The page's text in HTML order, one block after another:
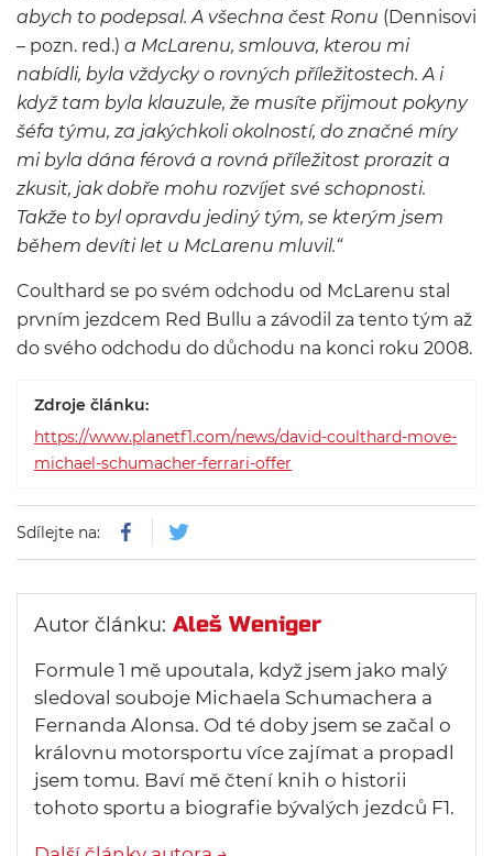
abych to podepsal. A všechna čest Ronu (Dennisovi
– pozn. red.) a McLarenu, smlouva, kterou mi
nabídli, byla vždycky o rovných příležitostech. A i
když tam byla klauzule, že musíte přijmout pokyny
šéfa týmu, za jakýchkoli okolností, do značné míry
mi byla dána férová a rovná příležitost prorazit a
zkusit, jak dobře mohu rozvíjet své schopnosti.
Takže to byl opravdu jediný tým, se kterým jsem
během devíti let u McLarenu mluvil.“
Coulthard se po svém odchodu od McLarenu stal
prvním jezdcem Red Bullu a závodil za tento tým až
do svého odchodu do důchodu na konci roku 2008.
Zdroje článku:
https://www.planetf1.com/news/david-coulthard-move-
michael-schumacher-ferrari-offer
Sdílejte na:
Autor článku: Aleš Weniger
Formule 1 mě upoutala, když jsem jako malý
sledoval souboje Michaela Schumachera a
Fernanda Alonsa. Od té doby jsem se začal o
královnu motorsportu více zajímat a propadl
jsem tomu. Baví mě čtení knih o historii
tohoto sportu a biografie bývalých jezdců F1.